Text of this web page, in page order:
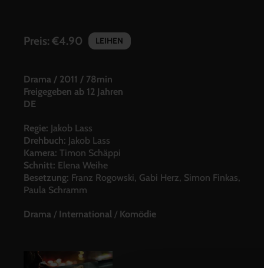
Preis: €4.90 LEIHEN
Drama / 2011 / 78min
Freigegeben ab 12 Jahren
DE
Regie: Jakob Lass
Drehbuch: Jakob Lass
Kamera: Timon Schäppi
Schnitt: Elena Weihe
Besetzung: Franz Rogowski, Gabi Herz, Simon Finkas,
Paula Schramm
Drama / International / Komödie